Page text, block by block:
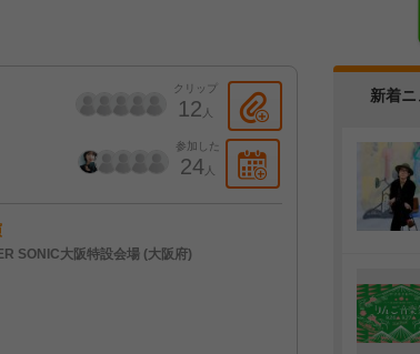
クリップ
12 人
参加した
24 人
SONIC大阪特設会場 (大阪府)
新着ニ